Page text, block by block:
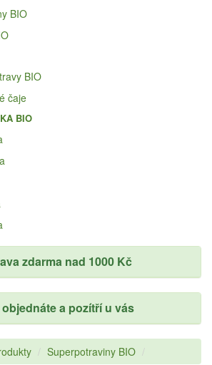
BIO
BIO
čaje
BIO
zdarma nad 1000 Kč
a pozítří u vás
Superpotraviny BIO